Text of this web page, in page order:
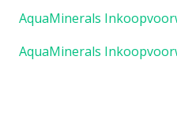
AquaMinerals
AquaMinerals